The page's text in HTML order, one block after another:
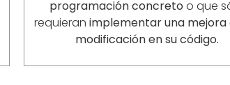
programación concreto o que
requieranimplementar una mejora
modificación en su código.